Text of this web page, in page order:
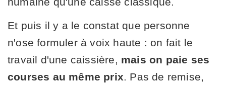
Et puis il y a le constat que personne
n'ose formuler à voix haute : on fait le
travail d'une caissière, mais on paie ses
courses au même prix. Pas de remise,